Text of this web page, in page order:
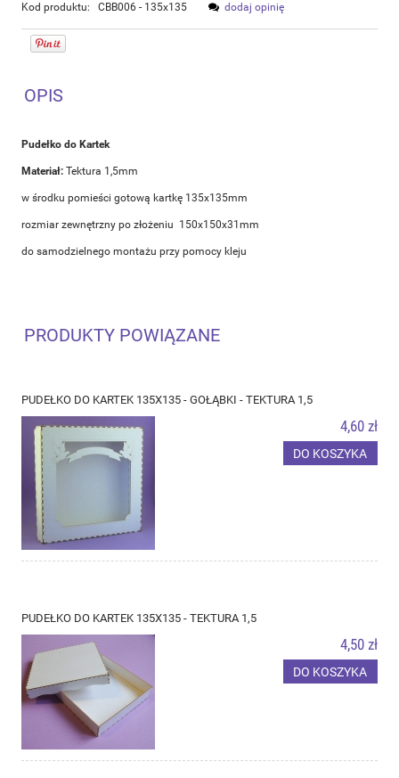
Kod produktu:
CBB006 - 135x135
dodaj opinię
OPIS
Pudełko do Kartek
Materiał: Tektura 1,5mm
w środku pomieści gotową kartkę 135x135mm
rozmiar zewnętrzny po złożeniu 150x150x31mm
do samodzielnego montażu przy pomocy kleju
PRODUKTY POWIĄZANE
PUDEŁKO DO KARTEK 135X135 - GOŁĄBKI - TEKTURA 1,5
4,60 zł
DO KOSZYKA
PUDEŁKO DO KARTEK 135X135 - TEKTURA 1,5
4,50 zł
DO KOSZYKA